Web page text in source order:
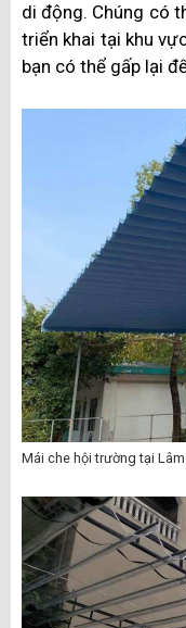
di động. Chúng có
triển khai tại khu
bạn có thể gấp lại
Mái che hội trường tại